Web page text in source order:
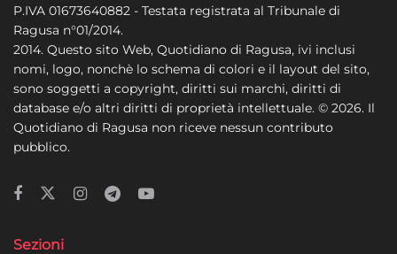
P.IVA 01673640882 - Testata registrata al Tribunale di
Ragusa n°01/2014.
2014. Questo sito Web, Quotidiano di Ragusa, ivi inclusi
nomi, logo, nonchè lo schema di colori e il layout del sito,
sono soggetti a copyright, diritti sui marchi, diritti di
database e/o altri diritti di proprietà intellettuale. © 2026. Il
Quotidiano di Ragusa non riceve nessun contributo
pubblico.
Sezioni